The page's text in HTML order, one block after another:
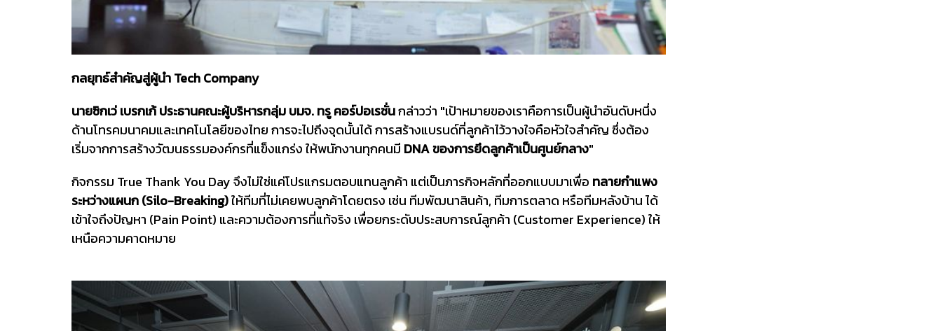
กลยุทธ์สำคัญสู่ผู้นำ Tech Company
นายซิกเว่ เบรกเก้ ประธานคณะผู้บริหารกลุ่ม บมจ. ทรู คอร์ปอเรชั่นกล่าวว่า "เป้าหมายของเราคือการเป็นผู้นำอันดับหนึ่ง
ด้านโทรคมนาคมและเทคโนโลยีของไทย การจะไปถึงจุดนั้นได้ การสร้างแบรนด์ที่ลูกค้าไว้วางใจคือหัวใจสำคัญ ซึ่งต้อง
เริ่มจากการสร้างวัฒนธรรมองค์กรที่แข็งแกร่ง ให้พนักงานทุกคนมี DNA ของการยึดลูกค้าเป็นศูนย์กลาง"
กิจกรรม True Thank You Day จึงไม่ใช่แค่โปรแกรมตอบแทนลูกค้า แต่เป็นภารกิจหลักที่ออกแบบมาเพื่อ ทลายกำแพง
ระหว่างแผนก (Silo-Breaking)ให้ทีมที่ไม่เคยพบลูกค้าโดยตรง เช่น ทีมพัฒนาสินค้า, ทีมการตลาด หรือทีมหลังบ้านได้
เข้าใจถึงปัญหา (Pain Point) และความต้องการที่แท้จริง เพื่อยกระดับประสบการณ์ลูกค้า (Customer Experience) ให้
เหนือความคาดหมาย